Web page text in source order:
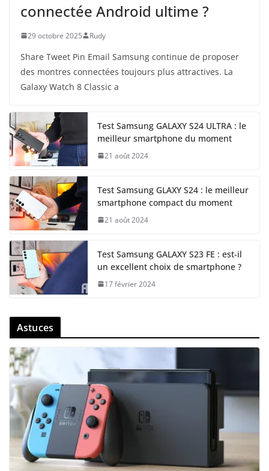
connectée Android ultime ?
29 octobre 2025 Rudy
Share Tweet Pin Email Samsung continue de proposer
des montres connectées toujours plus attractives. La
Galaxy Watch 8 Classic a
Test Samsung GALAXY S24 ULTRA : le
meilleur smartphone du moment
21 août 2024
Test Samsung GLAXY S24 : le meilleur
smartphone compact du moment
21 août 2024
Test Samsung GALAXY S23 FE : est-il
un excellent choix de smartphone ?
17 février 2024
Astuces